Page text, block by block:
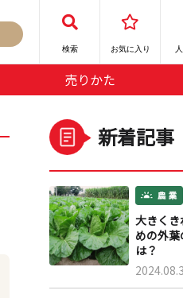
検索 お気に⼊り
売りかた
新着記事
大きく
めの外
は？